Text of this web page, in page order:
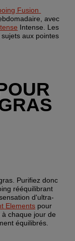
Fusion
avec
Intense. Les
aux pointes
Purifiez donc
rééquilibrant
d'ultra-
Elements pour
chaque jour de
équilibrés.